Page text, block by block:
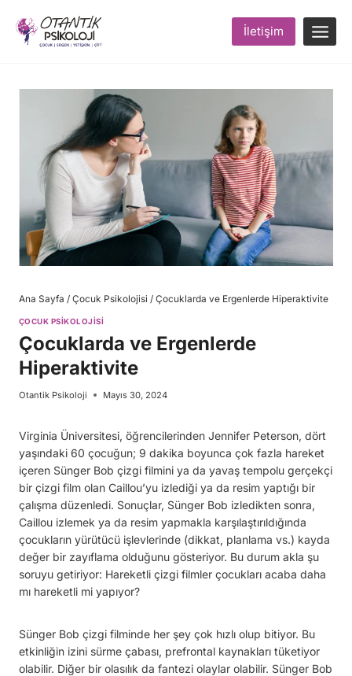
content
İletişim
Ana Sayfa / Çocuk Psikolojisi / Çocuklarda ve Ergenlerde Hiperaktivite
ÇOCUK PSIKOLOJISI
Çocuklarda ve Ergenlerde
Hiperaktivite
Otantik Psikoloji Mayıs 30, 2024
Virginia Üniversitesi, öğrencilerinden Jennifer Peterson, dört
yaşındaki 60 çocuğun; 9 dakika boyunca çok fazla hareket
içeren Sünger Bob çizgi filmini ya da yavaş tempolu gerçekçi
bir çizgi film olan Caillou’yu izlediği ya da resim yaptığı bir
çalışma düzenledi. Sonuçlar, Sünger Bob izledikten sonra,
Caillou izlemek ya da resim yapmakla karşılaştırıldığında
çocukların yürütücü işlevlerinde (dikkat, planlama vs.) kayda
değer bir zayıflama olduğunu gösteriyor. Bu durum akla şu
soruyu getiriyor: Hareketli çizgi filmler çocukları acaba daha
mı hareketli mi yapıyor?
Sünger Bob çizgi filminde her şey çok hızlı olup bitiyor. Bu
etkinliğin izini sürme çabası, prefrontal kaynakları tüketiyor
olabilir. Diğer bir olasılık da fantezi olaylar olabilir. Sünger Bob